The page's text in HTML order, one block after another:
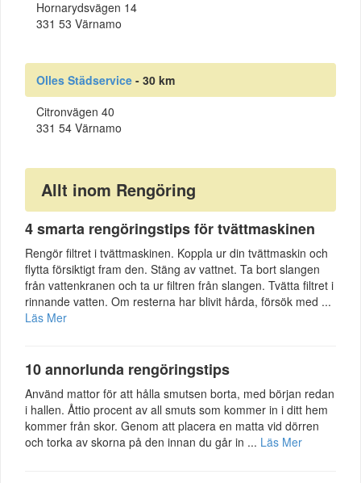
Hornarydsvägen 14
331 53 Värnamo
Olles Städservice - 30 km
Citronvägen 40
331 54 Värnamo
Allt inom Rengöring
4 smarta rengöringstips för tvättmaskinen
Rengör filtret i tvättmaskinen. Koppla ur din tvättmaskin och
flytta försiktigt fram den. Stäng av vattnet. Ta bort slangen
från vattenkranen och ta ur filtren från slangen. Tvätta filtret i
rinnande vatten. Om resterna har blivit hårda, försök med ...
Läs Mer
10 annorlunda rengöringstips
Använd mattor för att hålla smutsen borta, med början redan
i hallen. Åttio procent av all smuts som kommer in i ditt hem
kommer från skor. Genom att placera en matta vid dörren
och torka av skorna på den innan du går in ... Läs Mer